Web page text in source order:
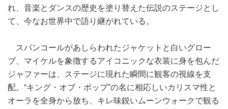
れ、音楽とダンスの歴史を塗り替えた伝説のステージとし
て、今なお世界中で語り継がれている。
スパンコールがあしらわれたジャケットと白いグロー
ブ、マイケルを象徴するアイコニックな衣装に身を包んだ
ジャファーは、ステージに現れた瞬間に観客の視線を支
配。“キング・オブ・ポップ”の名に相応しいカリスマ性と
オーラを全身から放ち、キレ味鋭いムーンウォークで観る